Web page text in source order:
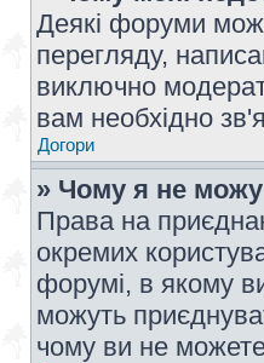
Деякі форуми
перегляду,
виключно
вам необхідно
Догори
» Чому я не
Права на
окремих
форумі, в якому
можуть
чому ви не